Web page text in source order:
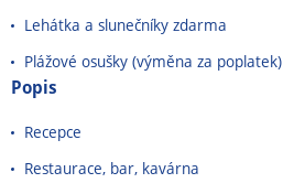
Lehátka a slunečníky zdarma
Plážové osušky (výměna za poplatek)
Popis
Recepce
Restaurace, bar, kavárna